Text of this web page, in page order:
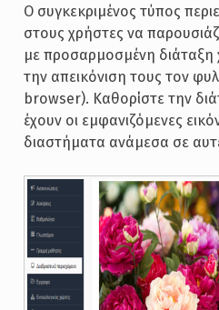
Ο συγκεκριμένος τύπος
στους χρήστες να
με προσαρμοσμένη διάταξη
την απεικόνιση τους τον
browser). Καθορίστε την
έχουν οι εμφανιζόμενες
διαστήματα ανάμεσα σε